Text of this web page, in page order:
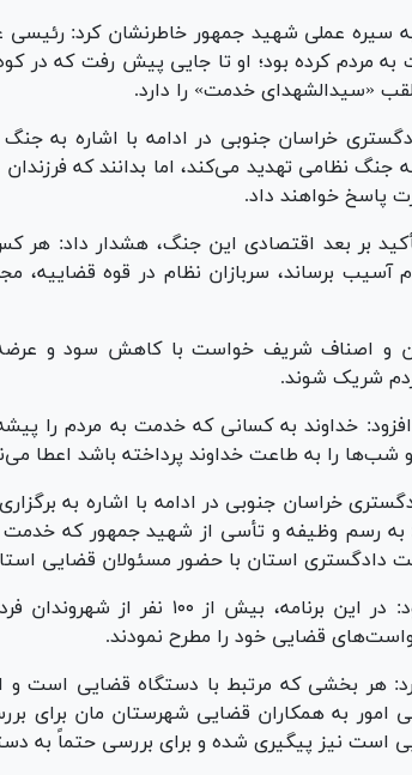
به سیره عملی شهید جمهور خاطرنشان کرد:
مردم کرده بود؛ او تا جایی پیش رفت که در
«سیدالشهدای خدمت» را دارد.
خراسان جنوبی در ادامه با اشاره به جنگ
جنگ نظامی تهدید می‌کند، اما بدانند که
پاسخ خواهند داد.
بر بعد اقتصادی این جنگ، هشدار داد: هر
برساند، سربازان نظام در قوه قضاییه،
و اصناف شریف خواست با کاهش سود و
شریک شوند.
خداوند به کسانی که خدمت به مردم را
و شب‌ها را به طاعت خداوند پرداخته باشد اعطا
خراسان جنوبی در ادامه با اشاره به
رسم وظیفه و تأسی از شهید جمهور که خدمت
دادگستری استان با حضور مسئولان قضایی
عبدالهی افزود: در این
قضایی خود را مطرح نمودند.
هر بخشی که مرتبط با دستگاه قضایی است و
امور به همکاران قضایی شهرستان مان برای
است نیز پیگیری شده و برای بررسی حتماً به